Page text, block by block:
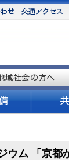
ウム 「京都